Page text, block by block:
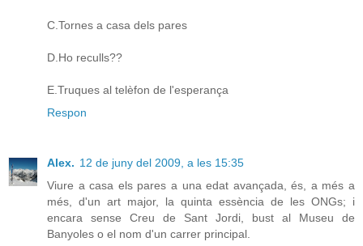
C.Tornes a casa dels pares
D.Ho reculls??
E.Truques al telèfon de l'esperança
Respon
Alex. 12 de juny del 2009, a les 15:35
Viure a casa els pares a una edat avançada, és, a més a
més, d'un art major, la quinta essència de les ONGs; i
encara sense Creu de Sant Jordi, bust al Museu de
Banyoles o el nom d'un carrer principal.